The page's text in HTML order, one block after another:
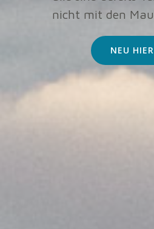
nicht mit den
NEU